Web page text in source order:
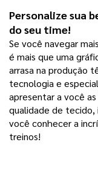
Personalize sua
do seu time!
Se você navegar
é mais que uma
arrasa na produção
tecnologia e
apresentar a você
qualidade de tecido,
você conhecer a
treinos!